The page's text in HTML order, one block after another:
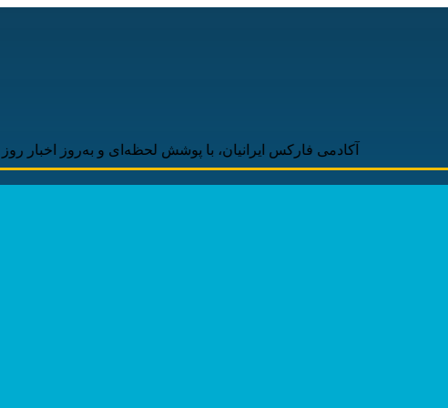
آکادمی فارکس ایرانیان، با پوشش لحظه‌ای و به‌روز اخبار روز اقتصاد